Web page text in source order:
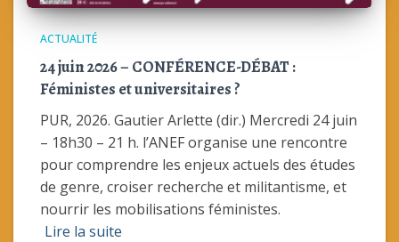
ACTUALITÉ
24 juin 2026 – CONFÉRENCE-DÉBAT :
Féministes et universitaires ?
PUR, 2026. Gautier Arlette (dir.) Mercredi 24 juin
– 18h30 – 21 h. l’ANEF organise une rencontre
pour comprendre les enjeux actuels des études
de genre, croiser recherche et militantisme, et
nourrir les mobilisations féministes.
Lire la suite